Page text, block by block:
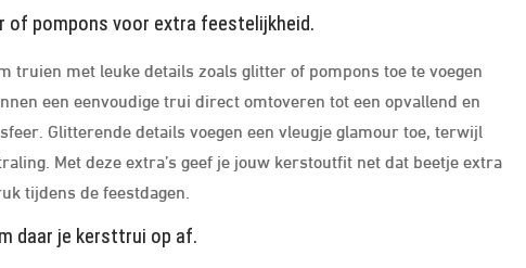
of pompons voor extra feestelijkheid.
truien met leuke details zoals glitter of pompons toe te voegen
een eenvoudige trui direct omtoveren tot een opvallend en
Glitterende details voegen een vleugje glamour toe, terwijl
Met deze extra’s geef je jouw kerstoutfit net dat beetje extra
tijdens de feestdagen.
daar je kersttrui op af.